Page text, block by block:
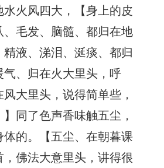
火风四大，【身上的皮
毛发、脑髓、都归在地
液、涕泪、涎痰、都归
、归在火大里头，呼
大里头，说得简单些，
同了色声香味触五尘，
的。【五尘、在朝暮课
佛法大意里头，讲得很